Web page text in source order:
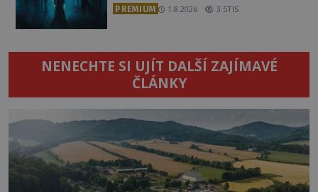
PREMIUM 1.8.2026 3.5TIS
NENECHTE SI UJÍT DALŠÍ ZAJÍMAVÉ
ČLÁNKY